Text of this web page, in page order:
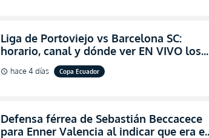
Liga de Portoviejo vs Barcelona SC:
horario, canal y dónde ver EN VIVO los
octavos de final de la Copa Ecuador 2026
schedule hace 4 días Copa Ecuador
Defensa férrea de Sebastián Beccacece
para Enner Valencia al indicar que era el